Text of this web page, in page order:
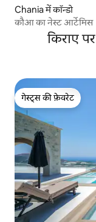
Chania में कॉन्डो
कौआ का नेस्ट आर्टेमिस
किराए
गेस्ट्स की फ़ेवरेट
गेस्ट्स की फ़ेवरेट